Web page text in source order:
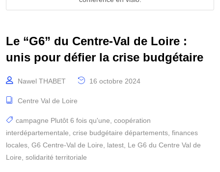
Le “G6” du Centre-Val de Loire :
unis pour défier la crise budgétaire
Nawel THABET 16 octobre 2024
Centre Val de Loire
campagne Plutôt 6 fois qu'une coopération
interdépartementale crise budgétaire départements finances
locales G6 Centre-Val de Loire latest Le G6 du Centre Val de
Loire solidarité territoriale